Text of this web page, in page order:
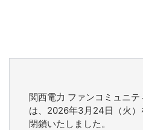
関西電力 ファンコミュニテ
は、2026年3月24日（火）
閉鎖いたしました。